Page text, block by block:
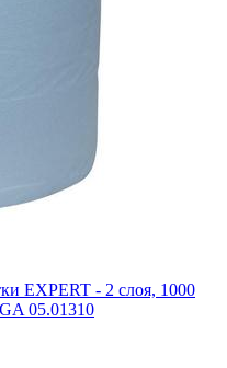
EXPERT - 2 слоя, 1000
05.01310